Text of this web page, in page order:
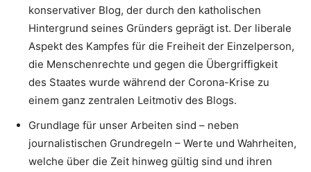
konservativer Blog, der durch den katholischen
Hintergrund seines Gründers geprägt ist. Der liberale
Aspekt des Kampfes für die Freiheit der Einzelperson,
die Menschenrechte und gegen die Übergriffigkeit
des Staates wurde während der Corona-Krise zu
einem ganz zentralen Leitmotiv des Blogs.
Grundlage für unser Arbeiten sind – neben
journalistischen Grundregeln – Werte und Wahrheiten,
welche über die Zeit hinweg gültig sind und ihren